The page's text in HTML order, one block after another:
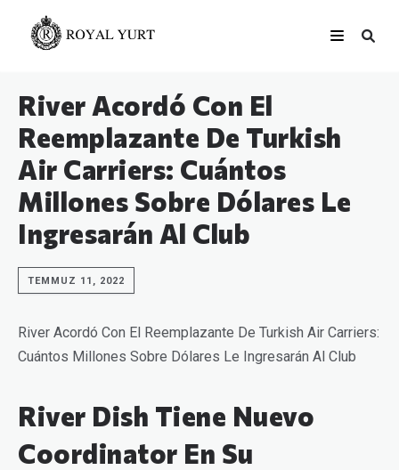
River Acordó Con El
Reemplazante De Turkish
Air Carriers: Cuántos
Millones Sobre Dólares Le
Ingresarán Al Club
TEMMUZ 11, 2022
River Acordó Con El Reemplazante De Turkish Air Carriers:
Cuántos Millones Sobre Dólares Le Ingresarán Al Club
River Dish Tiene Nuevo
Coordinator En Su